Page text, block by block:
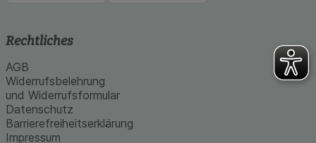
Rechtliches
AGB
Widerrufsbelehrung
und Widerrufsformular
Datenschutz
Barrierefreiheitserklärung
Impressum